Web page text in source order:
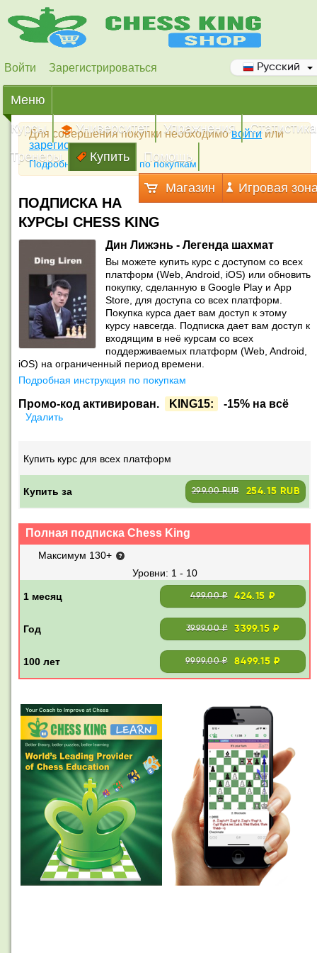
Войти Зарегистрироваться Русский
Меню
Курсы
Университет Упражнения
Статистика
Тренеры
Купить Помощь
Магазин Игровая
Для совершения покупки необходимовойтиили
зарегистрироваться
Подробная инструкция по покупкам
ПОДПИСКА НА
КУРСЫ CHESS KING
Дин Лижэнь - Легенда шахмат
Вы можете купить курс с доступом со всех
платформ (Web, Android, iOS) или обновить
покупку, сделанную в Google Play и App
Store, для доступа со всех платформ.
Покупка курса дает вам доступ к этому
курсу навсегда. Подписка дает вам доступ к
входящим в неё курсам со всех
поддерживаемых платформ (Web, Android,
iOS) на ограниченный период времени.
Подробная инструкция по покупкам
Промо-код активирован. KING15: -15% на всё
Удалить
Купить курс для всех платформ
Купить за 299.00 RUB 254.15 RUB
Полная подписка Chess King
Максимум 130+
1 - 10
499.00 ₽ 424.15 ₽
3999.00 ₽ 3399.15 ₽
9999.00 ₽ 8499.15 ₽